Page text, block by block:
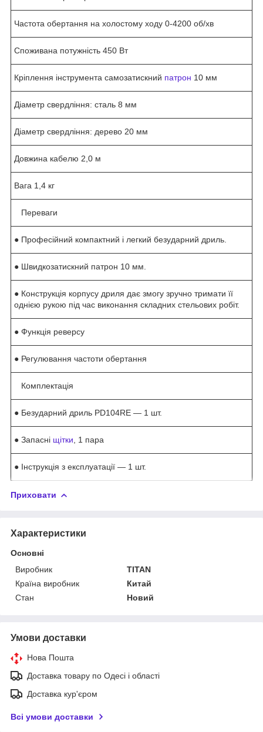
Частота обертання на холостому ходу 0-4200 об/хв
Споживана потужність 450 Вт
Кріплення інструмента самозатискний патрон 10 мм
Діаметр свердління: сталь 8 мм
Діаметр свердління: дерево 20 мм
Довжина кабелю 2,0 м
Вага 1,4 кг
Переваги
● Професійний компактний і легкий безударний дриль.
● Швидкозатискний патрон 10 мм.
● Конструкція корпусу дриля дає змогу зручно тримати її
однією рукою під час виконання складних стельових робіт.
● Функція реверсу
● Регулювання частоти обертання
Комплектація
● Безударний дриль PD104RE — 1 шт.
● Запасні щітки , 1 пара
● Інструкція з експлуатації — 1 шт.
Приховати
Характеристики
Основні
Виробник
TITAN
Країна виробник
Китай
Стан
Новий
Умови доставки
Нова Пошта
Доставка товару по Одесі і області
Доставка кур'єром
Всі умови доставки